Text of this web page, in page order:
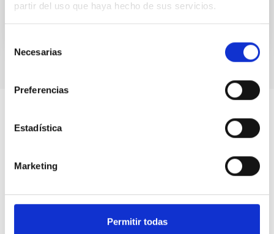
partir del uso que haya hecho de sus servicios.
Necesarias
Preferencias
Estadística
Marketing
Permitir todas